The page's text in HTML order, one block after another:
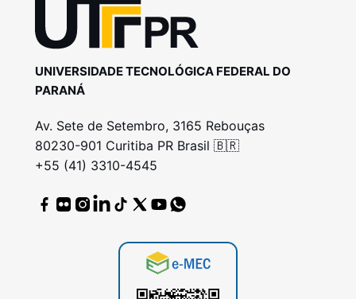
UNIVERSIDADE TECNOLÓGICA FEDERAL DO
PARANÁ
Av. Sete de Setembro, 3165 Rebouças
80230-901 Curitiba PR Brasil 🇧🇷
+55 (41) 3310-4545